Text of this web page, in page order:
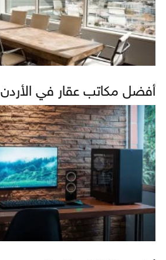
أفضل مكاتب عقار في الأردن